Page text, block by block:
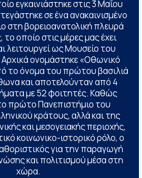
εγκαινιάστηκε στις 3 Μαΐου
σε ένα ανακαινισμένο
στη βορειοανατολική πλευρά
οποίο στις μέρες μας έχει
λειτουργεί ως Μουσείο του
ονομάστηκε «Οθωνικό
το όνομα του πρώτου βασιλιά
και αποτελούνταν από 4
με 52 φοιτητές. Καθώς
πρώτο Πανεπιστήμιο του
κράτους, αλλά και της
και μεσογειακής περιοχής,
κοινωνικο-ιστορικό ρόλο, ο
για την παραγωγή
και πολιτισμού μέσα στη
χώρα.